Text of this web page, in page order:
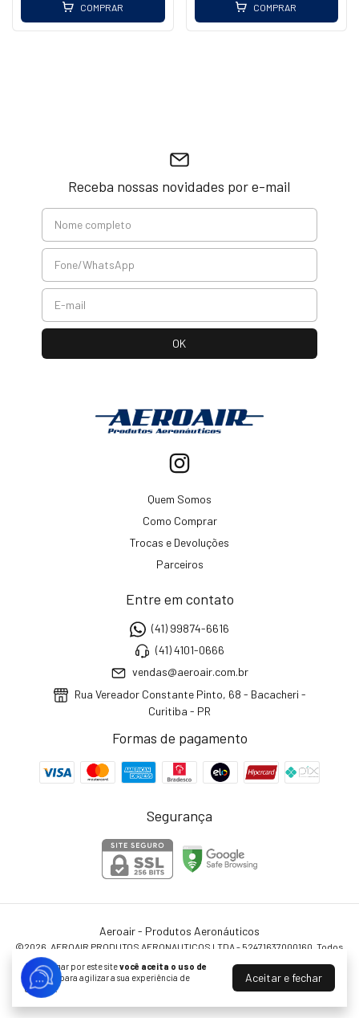
Ao navegar por este sitevocê aceita o uso de
cookies
para agilizar a sua experiência de
compra.
Aceitar e fechar
COMPRAR COMPRAR
Receba nossas novidades por e-mail
Quem Somos
Como Comprar
Trocas e Devoluções
Parceiros
Entre em contato
(41) 99874-6616
(41) 4101-0666
vendas@aeroair.com.br
Rua Vereador Constante Pinto, 68 - Bacacheri -
Curitiba - PR
Formas de pagamento
Segurança
Aeroair - Produtos Aeronáuticos
©2026. AEROAIR PRODUTOS AERONAUTICOS LTDA - 52471637000160. Todos